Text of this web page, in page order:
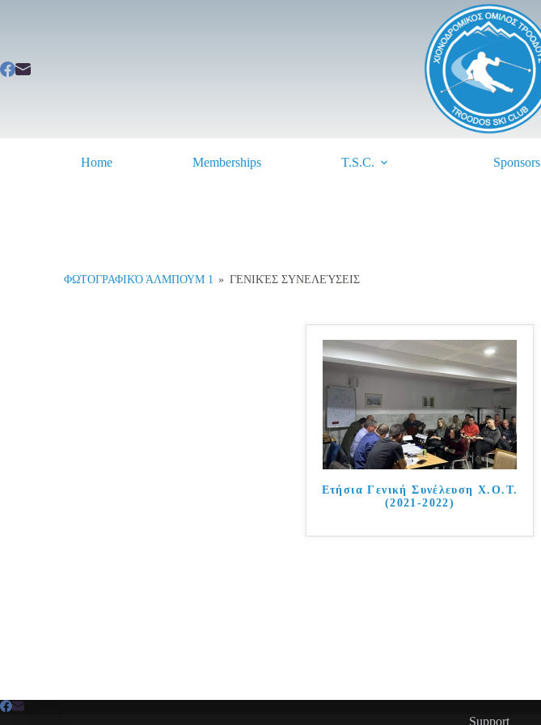
Home Memberships T.S.C. Sponsors
ΦΩΤΟΓΡΑΦΙΚΌ ΆΛΜΠΟΥΜ 1 » ΓΕΝΙΚΈΣ ΣΥΝΕΛΕΎΣΕΙΣ
Ετήσια Γενική Συνέλευση Χ.Ο.Τ.
(2021-2022)
Support